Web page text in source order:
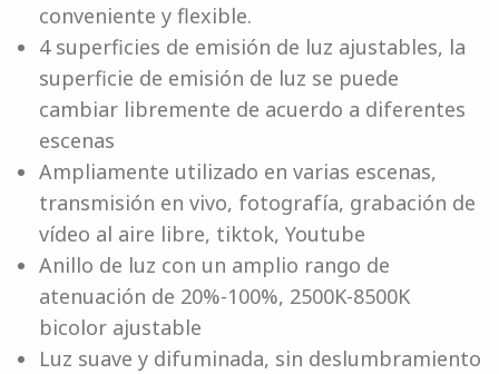
conveniente y flexible.
4 superficies de emisión de luz ajustables, la
superficie de emisión de luz se puede
cambiar libremente de acuerdo a diferentes
escenas
Ampliamente utilizado en varias escenas,
transmisión en vivo, fotografía, grabación de
vídeo al aire libre, tiktok, Youtube
Anillo de luz con un amplio rango de
atenuación de 20%-100%, 2500K-8500K
bicolor ajustable
Luz suave y difuminada, sin deslumbramiento